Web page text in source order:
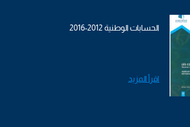
الحسابات الوطنية 2012-2016
اقرأ المزيد